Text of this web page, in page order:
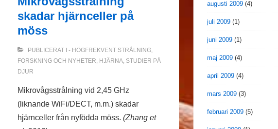
skadar hjärnceller på
möss
PUBLICERAT I - HÖGFREKVENT STRÅLNING,
FORSKNING OCH NYHETER HJÄRNA, STUDIER PÅ
DJUR
Mikrovågsstrålning vid 2,45 GHz
(liknande WiFi/DECT, m.m.) skadar
hjärnceller från nyfödda möss. (Zhang et
augusti 2009 (4)
juli 2009 (1)
juni 2009 (1)
maj 2009 (4)
april 2009 (4)
mars 2009 (3)
februari 2009 (5)